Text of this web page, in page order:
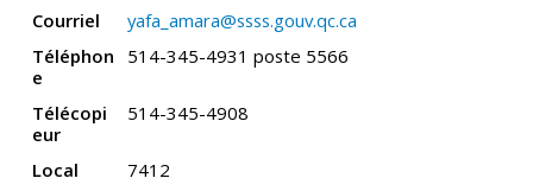
Courriel
yafa_amara@ssss.gouv.qc.ca
Téléphon
e
514-345-4931 poste 5566
Télécopi
eur
514-345-4908
Local
7412